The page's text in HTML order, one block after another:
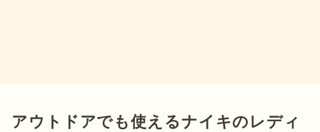
アウトドアでも使えるナイキのレディ